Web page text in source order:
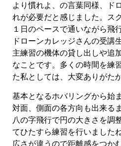
より慣れよ、の言葉同様、ド
れが必要だと感じました。ス
１日のペースで通いながら飛
ドローンカレッジさんの受講
主練習の機体の貸し出しや追
なことです。多くの時間を練
た私としては、大変ありがた
基本となるホバリングから始
対面、側面の各方向も出来る
八の字飛行で円の大きさを調
てひたすら練習を行いました
広さが違うので距離感をつか